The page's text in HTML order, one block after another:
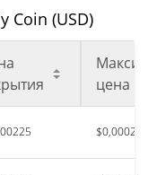
98.55%
$0,00002018
1014.38%
Coin (USD)
цена
$0,000233